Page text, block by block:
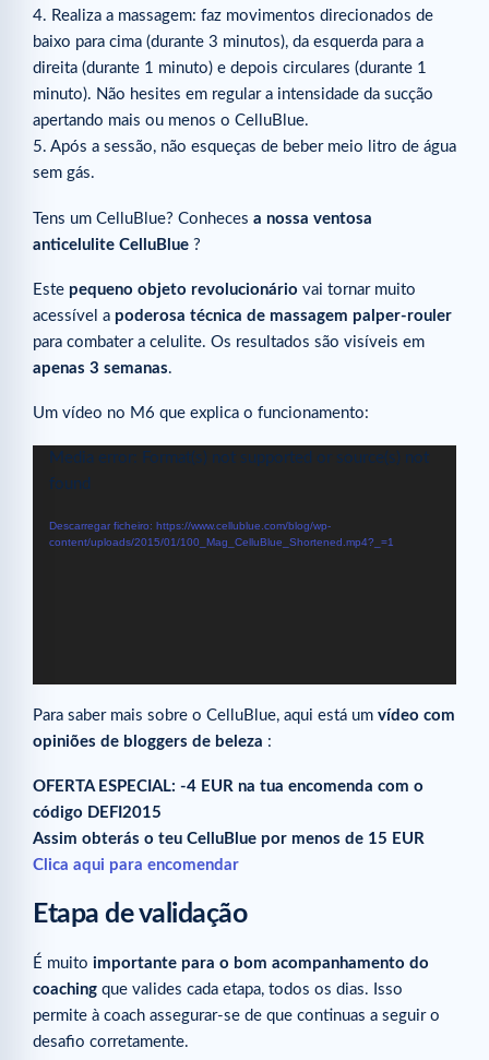
4. Realiza a massagem: faz movimentos direcionados de
baixo para cima (durante 3 minutos), da esquerda para a
direita (durante 1 minuto) e depois circulares (durante 1
minuto). Não hesites em regular a intensidade da sucção
apertando mais ou menos o CelluBlue.
5. Após a sessão, não esqueças de beber meio litro de água
sem gás.
Tens um CelluBlue? Conheces a nossa ventosa
anticelulite CelluBlue ?
Este pequeno objeto revolucionário vai tornar muito
acessível a poderosa técnica de massagem palper-rouler
para combater a celulite. Os resultados são visíveis em
apenas 3 semanas.
Um vídeo no M6 que explica o funcionamento:
Reprodutor
Media error: Format(s) not supported or source(s) not
found
Descarregar ficheiro: https://www.cellublue.com/blog/wp-
content/uploads/2015/01/100_Mag_CelluBlue_Shortened.mp4?_=1
Para saber mais sobre o CelluBlue, aqui está um vídeo com
opiniões de bloggers de beleza :
OFERTA ESPECIAL: -4 EUR na tua encomenda com o
código DEFI2015
Assim obterás o teu CelluBlue por menos de 15 EUR
Clica aqui para encomendar
Etapa de validação
É muito importante para o bom acompanhamento do
coaching que valides cada etapa, todos os dias. Isso
permite à coach assegurar-se de que continuas a seguir o
desafio corretamente.